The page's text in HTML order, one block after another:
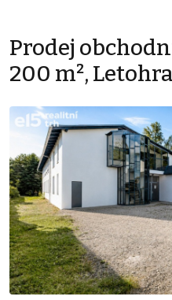
Prodej
200 m²,